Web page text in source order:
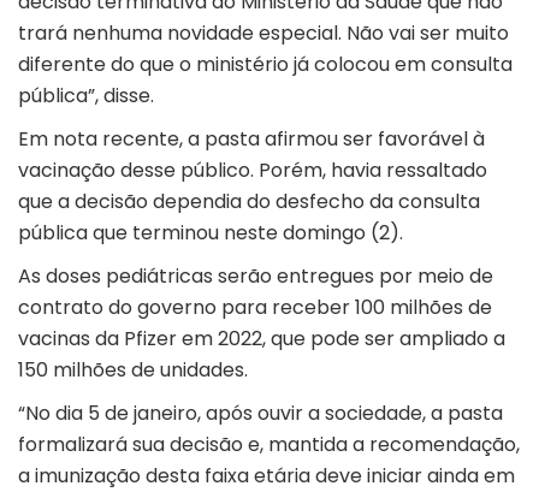
trará nenhuma novidade especial. Não vai ser muito
diferente do que o ministério já colocou em consulta
pública”, disse.
Em nota recente, a pasta afirmou ser favorável à
vacinação desse público. Porém, havia ressaltado
que a decisão dependia do desfecho da consulta
pública que terminou neste domingo (2).
As doses pediátricas serão entregues por meio de
contrato do governo para receber 100 milhões de
vacinas da Pfizer em 2022, que pode ser ampliado a
150 milhões de unidades.
“No dia 5 de janeiro, após ouvir a sociedade, a pasta
formalizará sua decisão e, mantida a recomendação,
a imunização desta faixa etária deve iniciar ainda em